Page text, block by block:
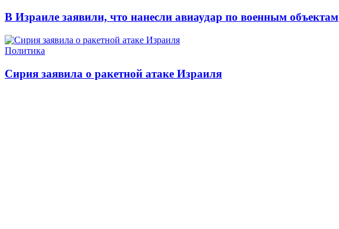
В Израиле заявили, что нанесли авиаудар по военным объектам
Политика
Сирия заявила о ракетной атаке Израиля